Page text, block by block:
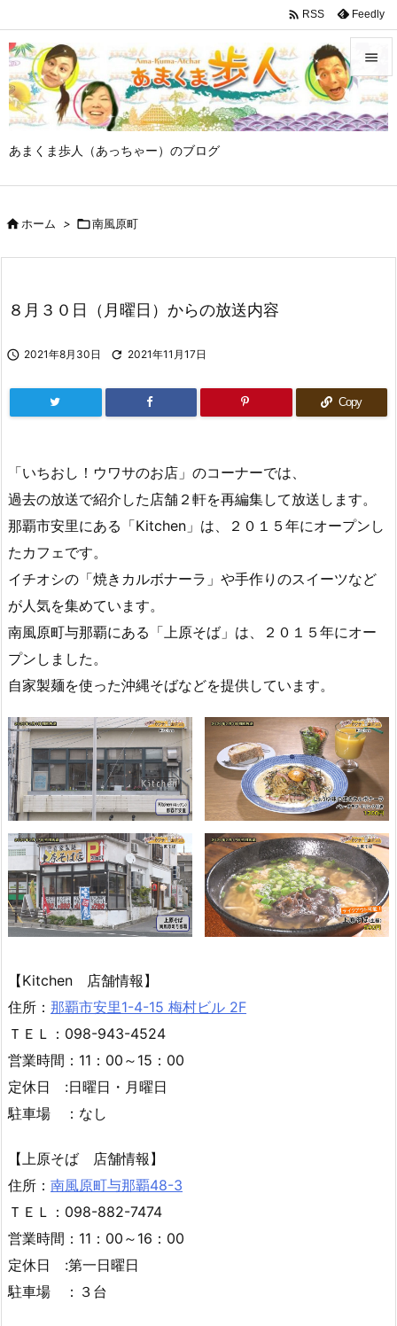
あまくま歩人（あっちゃー）のブログ


メニュ

 RSS Feedly
ホーム > 南風原町
８月３０日（月曜日）からの放送内容
 2021年8月30日  2021年11月17日
Copy
「いちおし！ウワサのお店」のコーナーでは、
過去の放送で紹介した店舗２軒を再編集して放送します。
那覇市安里にある「Kitchen」は、２０１５年にオープンし
たカフェです。
イチオシの「焼きカルボナーラ」や手作りのスイーツなど
が人気を集めています。
南風原町与那覇にある「上原そば」は、２０１５年にオー
プンしました。
自家製麺を使った沖縄そばなどを提供しています。
【Kitchen 店舗情報】
住所： 那覇市安里1-4-15 梅村ビル 2F
ＴＥＬ：098-943-4524
営業時間：11：00～15：00
定休日 :日曜日・月曜日
駐車場 ：なし
【上原そば 店舗情報】
住所： 南風原町与那覇48-3
ＴＥＬ：098-882-7474
営業時間：11：00～16：00
定休日 :第一日曜日
駐車場 ：３台